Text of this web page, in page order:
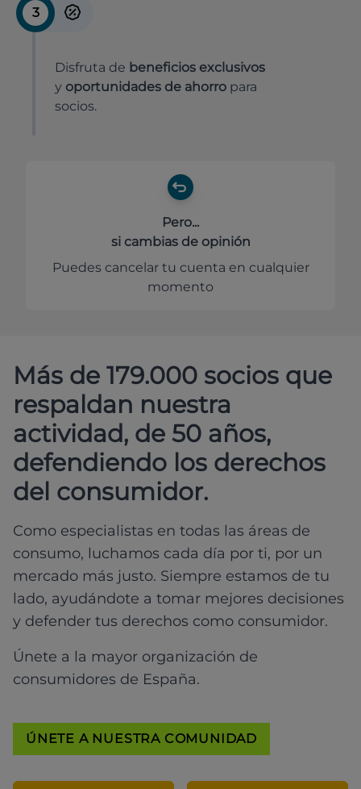
3
Disfruta de beneficios exclusivos
y oportunidades de ahorro para
socios.
Pero...
si cambias de opinión
Puedes cancelar tu cuenta en cualquier
momento
Más de 179.000 socios que
respaldan nuestra
actividad, de 50 años,
defendiendo los derechos
del consumidor.
Como especialistas en todas las áreas de
consumo, luchamos cada día por ti, por un
mercado más justo. Siempre estamos de tu
lado, ayudándote a tomar mejores decisiones
y defender tus derechos como consumidor.
Únete a la mayor organización de
consumidores de España.
ÚNETE A NUESTRA COMUNIDAD